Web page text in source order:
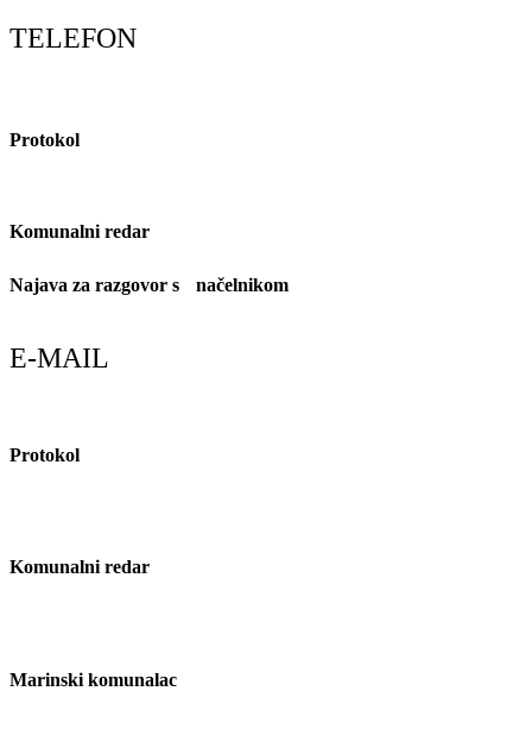
TELEFON
Protokol
Komunalni redar
Najava za razgovor s načelnikom
E-MAIL
Protokol
Komunalni redar
Marinski komunalac